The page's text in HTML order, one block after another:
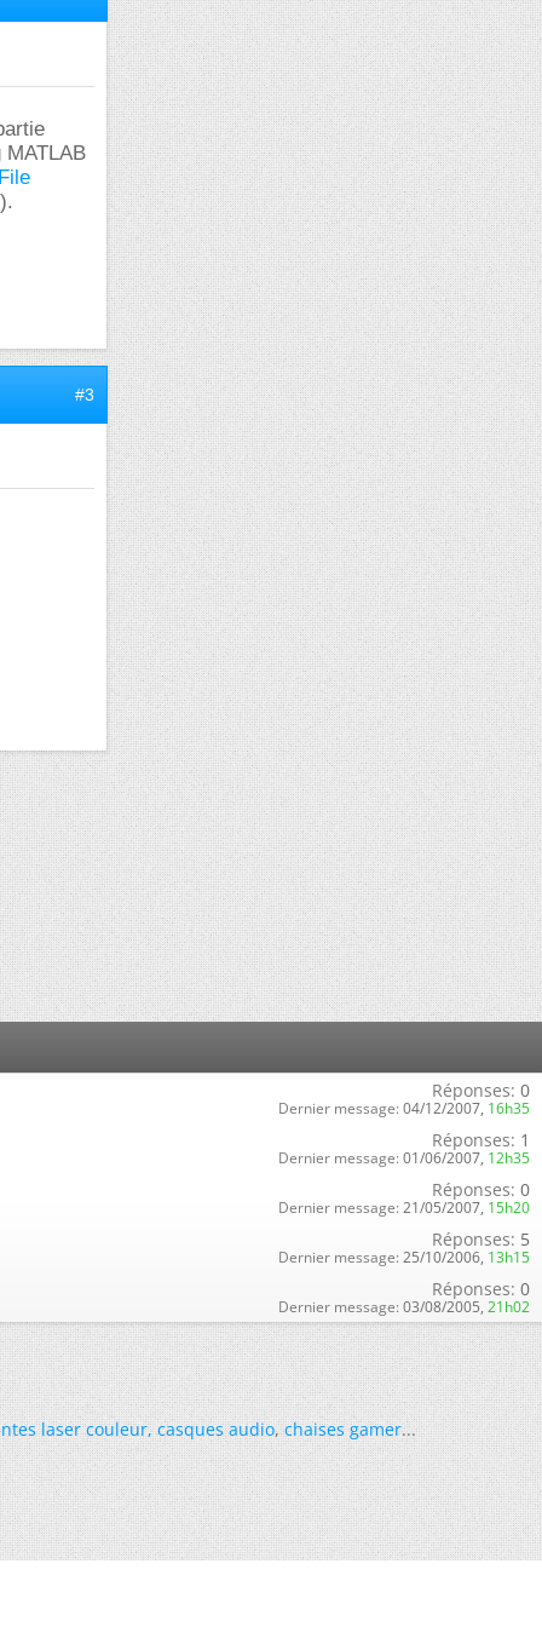
#3
Réponses: 0
Dernier message: 04/12/2007, 16h35
Réponses: 1
Dernier message: 01/06/2007, 12h35
Réponses: 0
Dernier message: 21/05/2007, 15h20
Réponses: 5
Dernier message: 25/10/2006, 13h15
Réponses: 0
Dernier message: 03/08/2005, 21h02
laser couleur,casques audio,chaises gamer...